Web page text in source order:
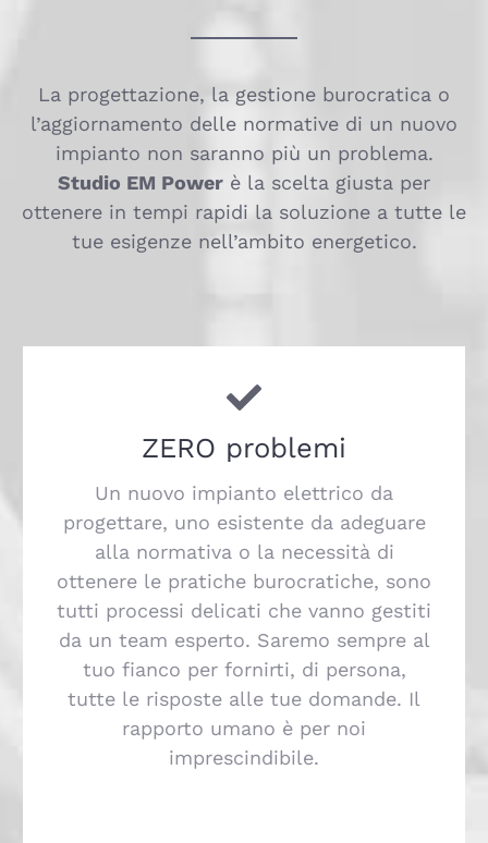
La progettazione, la gestione burocratica o
l’aggiornamento delle normative di un nuovo
impianto non saranno più un problema.
Studio EM Power è la scelta giusta per
ottenere in tempi rapidi la soluzione a tutte le
tue esigenze nell’ambito energetico.
ZERO problemi
Un nuovo impianto elettrico da
progettare, uno esistente da adeguare
alla normativa o la necessità di
ottenere le pratiche burocratiche, sono
tutti processi delicati che vanno gestiti
da un team esperto. Saremo sempre al
tuo fianco per fornirti, di persona,
tutte le risposte alle tue domande. Il
rapporto umano è per noi
imprescindibile.